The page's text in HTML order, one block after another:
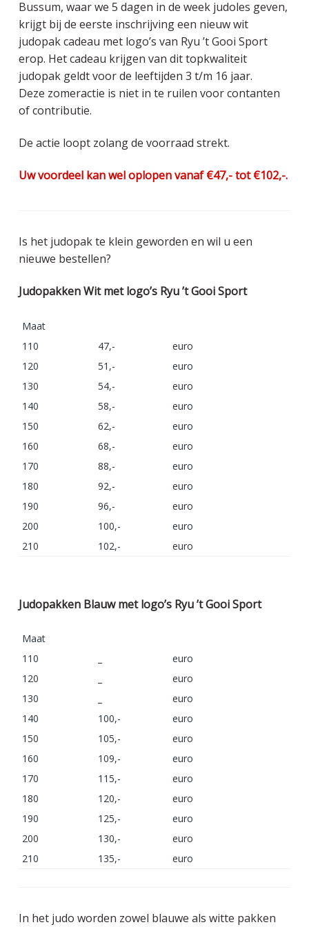
Bussum, waar we 5 dagen in de week judoles geven,
krijgt bij de eerste inschrijving een nieuw wit
judopak cadeau met logo’s van Ryu ’t Gooi Sport
erop. Het cadeau krijgen van dit topkwaliteit
judopak geldt voor de leeftijden 3 t/m 16 jaar.
Deze zomeractie is niet in te ruilen voor contanten
of contributie.
De actie loopt zolang de voorraad strekt.
Uw voordeel kan wel oplopen vanaf€47,- tot €102,-.
Is het judopak te klein geworden en wil u een
nieuwe bestellen?
Judopakken Wit met logo’s Ryu ’t Gooi Sport
Maat
110
47,-
euro
120
51,-
euro
130
54,-
euro
140
58,-
euro
150
62,-
euro
160
68,-
euro
170
88,-
euro
180
92,-
euro
190
96,-
euro
200
100,-
euro
210
102,- euro
Judopakken Blauw met logo’s Ryu ’t Gooi Sport
Maat
110
euro
120
euro
130
euro
140
100,-
euro
150
105,-
euro
160
109,-
euro
170
115,-
euro
180
120,-
euro
190
125,-
euro
200
130,-
euro
210
135,- euro
In het judo worden zowel blauwe als witte pakken